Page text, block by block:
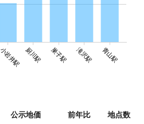
小岩井駅 厨川駅 巣子駅 滝沢駅 青山駅
公示地価 前年比 地点数